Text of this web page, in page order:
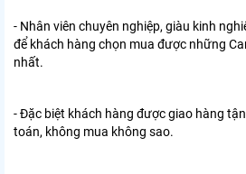
- Nhân viên chuyên nghiệp, giàu kinh
để khách hàng chọn mua được những
nhất.
- Đặc biệt khách hàng được giao hàng
toán, không mua không sao.